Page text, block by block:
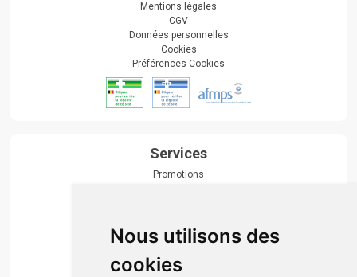
Nous utilisons des
cookies
Mentions légales
CGV
Données personnelles
Cookies
Préférences Cookies
Services
Promotions
Actualités & conseils
Événements
Marques